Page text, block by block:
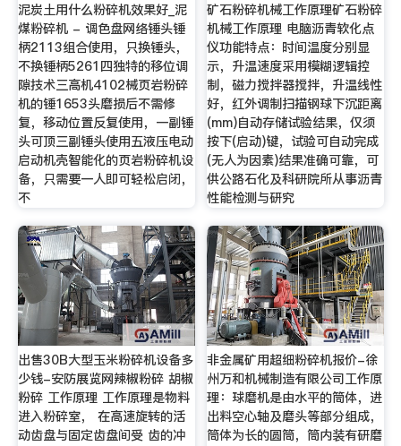
泥炭土用什么粉碎机效果好_泥
煤粉碎机 - 调色盘网络锤头锤
柄2113组合使用，只换锤头，
不换锤柄5261四独特的移位调
隙技术三高机4102械页岩粉碎
机的锤1653头磨损后不需修
复，移动位置反复使用，一副锤
头可顶三副锤头使用五液压电动
启动机壳智能化的页岩粉碎机设
备，只需要一人即可轻松启闭，
不
矿石粉碎机械工作原理矿石粉碎
机械工作原理 电脑沥青软化点
仪功能特点：时间温度分别显
示，升温速度采用模糊逻辑控
制，磁力搅拌器搅拌，升温线性
好，红外调制扫描钢球下沉距离
(mm)自动存储试验结果，仅须
按下(启动)键，试验可自动完成
(无人为因素)结果准确可靠，可
供公路石化及科研院所从事沥青
性能检测与研究
出售30B大型玉米粉碎机设备多
少钱-安防展览网辣椒粉碎 胡椒
粉碎 工作原理 工作原理是物料
进入粉碎室， 在高速旋转的活
动齿盘与固定齿盘间受 齿的冲
非金属矿用超细粉碎机报价-徐
州万和机械制造有限公司工作原
理：球磨机是由水平的筒体，进
出料空心轴及磨头等部分组成，
筒体为长的圆筒，筒内装有研磨